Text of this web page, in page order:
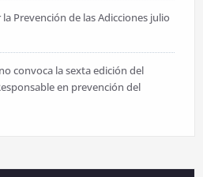
Prevención de las Adicciones julio
convoca la sexta edición del
en prevención del